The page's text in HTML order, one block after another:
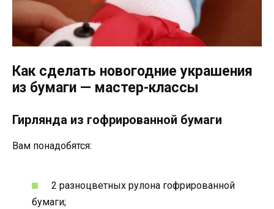
Как сделать новогодние украшения
из бумаги — мастер-классы
Гирлянда из гофрированной бумаги
Вам понадобятся:
2 разноцветных рулона гофрированной
бумаги;